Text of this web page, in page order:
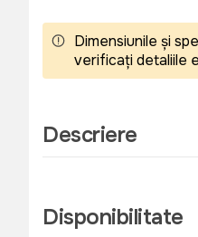
Dimensiunile și
verificați detaliile
Descriere
Disponibilitate